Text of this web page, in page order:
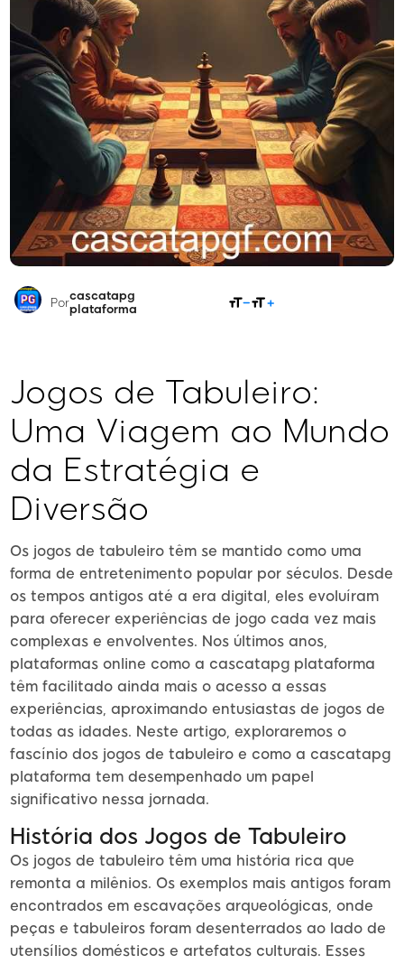
Porcascatapg
plataforma
Jogos de Tabuleiro:
Uma Viagem ao Mundo
da Estratégia e
Diversão
Os jogos de tabuleiro têm se mantido como uma
forma de entretenimento popular por séculos. Desde
os tempos antigos até a era digital, eles evoluíram
para oferecer experiências de jogo cada vez mais
complexas e envolventes. Nos últimos anos,
plataformas online como a cascatapg plataforma
têm facilitado ainda mais o acesso a essas
experiências, aproximando entusiastas de jogos de
todas as idades. Neste artigo, exploraremos o
fascínio dos jogos de tabuleiro e como a cascatapg
plataforma tem desempenhado um papel
significativo nessa jornada.
História dos Jogos de Tabuleiro
Os jogos de tabuleiro têm uma história rica que
remonta a milênios. Os exemplos mais antigos foram
encontrados em escavações arqueológicas, onde
peças e tabuleiros foram desenterrados ao lado de
utensílios domésticos e artefatos culturais. Esses